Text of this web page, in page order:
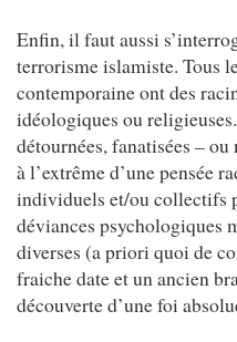
Enfin, il faut aussi
terrorisme islamiste. Tous
contemporaine ont des
idéologiques ou
détournées, fanatisées –
à l’extrême d’une pensée
individuels et/ou collectifs
déviances psychologiques
diverses (a priori quoi de
fraiche date et un ancien
découverte d’une foi